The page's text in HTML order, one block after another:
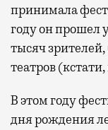
принимала
году он прошел
тысяч зрителей,
театров
В этом году
дня рождения